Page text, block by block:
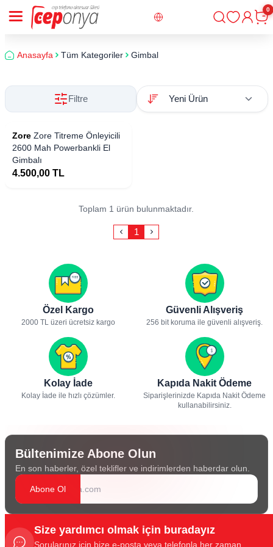
Giriş
0
Anasayfa Tüm Kategoriler Gimbal
Filtre
Zore Zore Titreme Önleyicili
2600 Mah Powerbankli El
Gimbalı
4.500,00 TL
Toplam 1 ürün bulunmaktadır.
1
Özel Kargo
2000 TL üzeri ücretsiz kargo
Güvenli Alışveriş
256 bit koruma ile güvenli alışveriş.
Kolay İade
Kolay İade ile hızlı çözümler.
Kapıda Nakit Ödeme
Siparişlerinizde Kapıda Nakit Ödeme
kullanabilirsiniz.
Bültenimize Abone Olun
En son haberler, özel teklifler ve indirimlerden haberdar olun.
Abone Ol
Size yardımcı olmak için buradayız
Sorularınız için bize e-posta veya telefonla her zaman